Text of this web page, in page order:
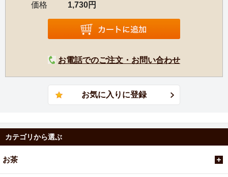
評価されています。およそ840ヘクタールの広大なプランテ
ーションエリアを誇る茶園では、オーソドックス紅茶、
CTC紅茶のどちらも生産しており、国内外で人気を博して
価格 1,730円
お電話でのご注文・お問い合わせ
カテゴリから選ぶ
お茶